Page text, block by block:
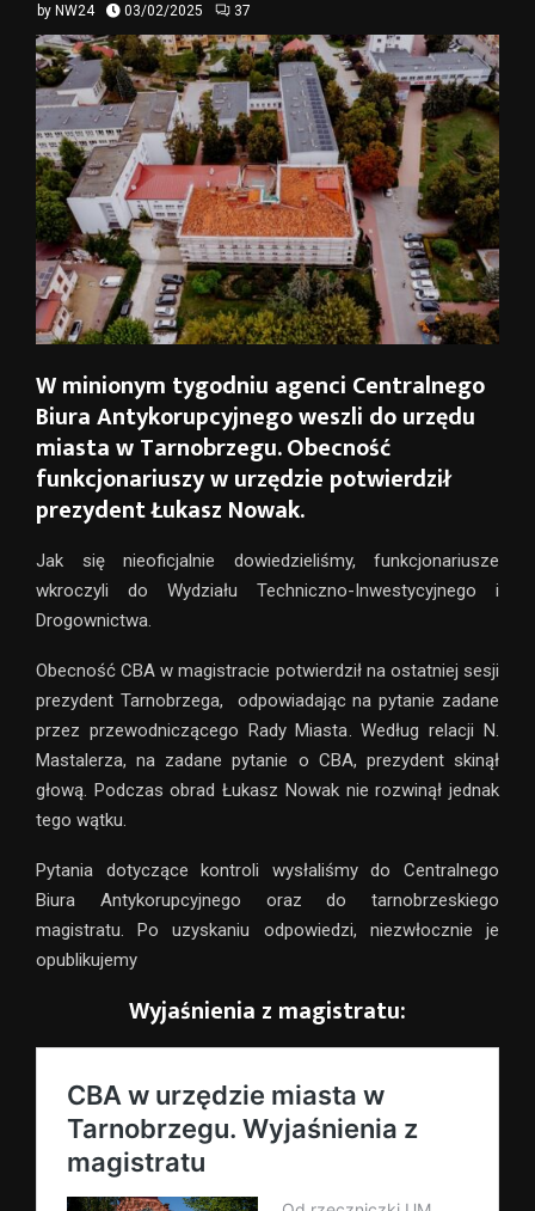
by NW24 03/02/2025 37
W minionym tygodniu agenci Centralnego
Biura Antykorupcyjnego weszli do urzędu
miasta w Tarnobrzegu. Obecność
funkcjonariuszy w urzędzie potwierdził
prezydent Łukasz Nowak.
Jak się nieoficjalnie dowiedzieliśmy, funkcjonariusze
wkroczyli do Wydziału Techniczno-Inwestycyjnego i
Drogownictwa.
Obecność CBA w magistracie potwierdził na ostatniej sesji
prezydent Tarnobrzega, odpowiadając na pytanie zadane
przez przewodniczącego Rady Miasta. Według relacji N.
Mastalerza, na zadane pytanie o CBA, prezydent skinął
głową. Podczas obrad Łukasz Nowak nie rozwinął jednak
tego wątku.
Pytania dotyczące kontroli wysłaliśmy do Centralnego
Biura Antykorupcyjnego oraz do tarnobrzeskiego
magistratu. Po uzyskaniu odpowiedzi, niezwłocznie je
opublikujemy
Wyjaśnienia z magistratu: